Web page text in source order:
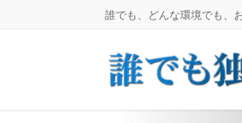
誰でも、どんな環境でも、